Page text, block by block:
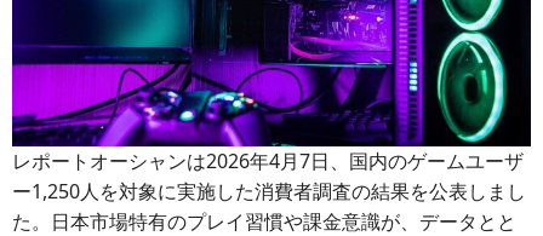
レポートオーシャンは2026年4月7日、国内のゲームユーザ
ー1,250人を対象に実施した消費者調査の結果を公表しまし
た。日本市場特有のプレイ習慣や課金意識が、データとと